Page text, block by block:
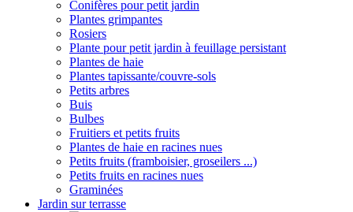
Conifères pour petit jardin
Plantes grimpantes
Rosiers
Plante pour petit jardin à feuillage persistant
Plantes de haie
Plantes tapissante/couvre-sols
Petits arbres
Buis
Bulbes
Fruitiers et petits fruits
Plantes de haie en racines nues
Petits fruits (framboisier, groseilers ...)
Petits fruits en racines nues
Graminées
Jardin sur terrasse